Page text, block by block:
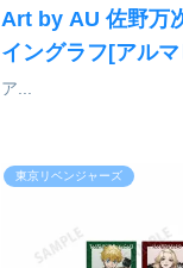
Art by AU 佐野万
イングラフ[アル
ア...
東京リベンジャーズ